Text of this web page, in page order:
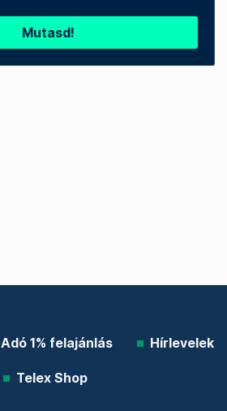
Mutasd!
Adó 1% felajánlás Hírlevelek
Telex Shop